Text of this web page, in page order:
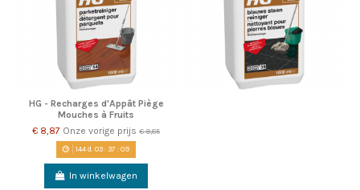
HG - Recharges d'Appât Piège
Mouches à Fruits
€ 8,87 Onze vorige prijs € 9,85
144d. 03:37 :08
In winkelwagen